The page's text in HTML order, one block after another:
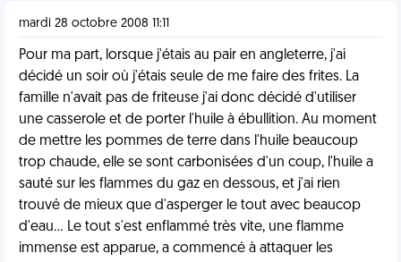
mardi 28 octobre 2008 11:11
Pour ma part, lorsque j'étais au pair en angleterre, j'ai
décidé un soir où j'étais seule de me faire des frites. La
famille n'avait pas de friteuse j'ai donc décidé d'utiliser
une casserole et de porter l'huile à ébullition. Au moment
de mettre les pommes de terre dans l'huile beaucoup
trop chaude, elle se sont carbonisées d'un coup, l'huile a
sauté sur les flammes du gaz en dessous, et j'ai rien
trouvé de mieux que d'asperger le tout avec beaucop
d'eau... Le tout s'est enflammé très vite, une flamme
immense est apparue, a commencé à attaquer les